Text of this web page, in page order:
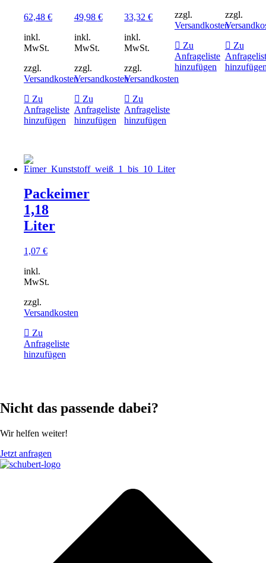
62,48 €
inkl.
MwSt.
zzgl.
Versandkosten
Zu
Anfrageliste
hinzufügen
49,98 €
inkl.
MwSt.
zzgl.
Versandkosten
Zu
Anfrageliste
hinzufügen
33,32€
inkl.
MwSt.
zzgl.
Versandkosten
Zu
Anfrageliste
hinzufügen
zzgl.
Versandkosten
Zu
Anfrageliste
hinzufügen
zzgl.
Zu
Packeimer
1,18
Liter
1,07 €
inkl.
MwSt.
zzgl.
Versandkosten
Zu
Anfrageliste
hinzufügen
Nicht das passende dabei?
Wir helfen weiter!
Jetzt anfragen